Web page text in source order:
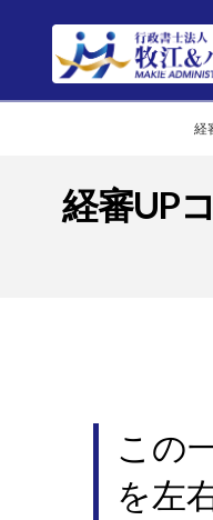
Home
経
経審UP
この
を左